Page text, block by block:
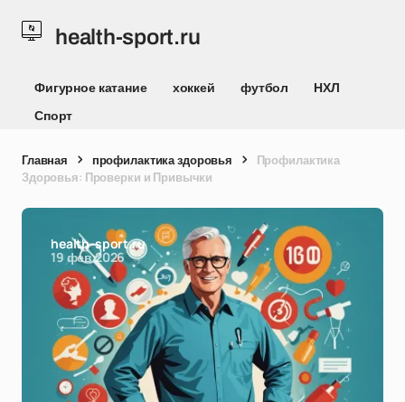
health-sport.ru
Фигурное катание хоккей футбол
НХЛ
Спорт
Главная профилактика здоровья
Профилактика
Здоровья: Проверки и Привычки
health-sport.ru
19 фев 2026